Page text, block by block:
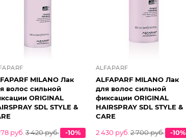
MILANO Лак
волос сильной
ORIGINAL
SDL STYLE &
руб. 3 420 руб.
-10%
ALFAPARF
ALFAPARF MILANO Лак
для волос сильной
фиксации ORIGINAL
HAIRSPRAY SDL STYLE &
CARE
2 430 руб. 2 700 руб.
-10%